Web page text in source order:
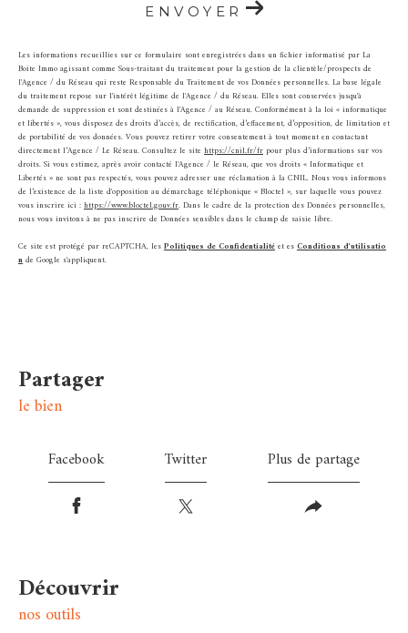
ENVOYER
Les informations recueillies sur ce formulaire sont enregistrées dans un fichier informatisé par La
Boite Immo agissant comme Sous-traitant du traitement pour la gestion de la clientèle/prospects de
l'Agence / du Réseau qui reste Responsable du Traitement de vos Données personnelles. La base légale
du traitement repose sur l'intérêt légitime de l'Agence / du Réseau. Elles sont conservées jusqu'à
demande de suppression et sont destinées à l'Agence / au Réseau. Conformément à la loi « informatique
et libertés », vous disposez des droits d’accès, de rectification, d’effacement, d’opposition, de limitation et
de portabilité de vos données. Vous pouvez retirer votre consentement à tout moment en contactant
directement l’Agence / Le Réseau. Consultez le site https://cnil.fr/frpour plus d’informations sur vos
droits. Si vous estimez, après avoir contacté l'Agence / le Réseau, que vos droits « Informatique et
Libertés » ne sont pas respectés, vous pouvez adresser une réclamation à la CNIL. Nous vous informons
de l’existence de la liste d'opposition au démarchage téléphonique « Bloctel », sur laquelle vous pouvez
vous inscrire ici :https://www.bloctel.gouv.fr. Dans le cadre de la protection des Données personnelles,
nous vous invitons à ne pas inscrire de Données sensibles dans le champ de saisie libre.
Ce site est protégé par reCAPTCHA, lesPolitiques de Confidentialitéet esConditions d'utilisatio
nde Google s'appliquent.
partager
le bien
Facebook Twitter Plus de partage
découvrir
nos outils